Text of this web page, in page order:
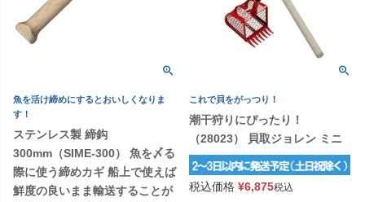
魚を活け締めにするとおいしくなりま
す！
ステンレス製 締鈎
300mm（SIME-300） 魚を〆る
際に使う締めカギ 船上で使えば
鮮度の良いまま輸送することが
これで貝をがっつり！
潮干狩りにぴったり！
（28023） 貝取ジョレン ミニ
税込価格 ¥6,875税込